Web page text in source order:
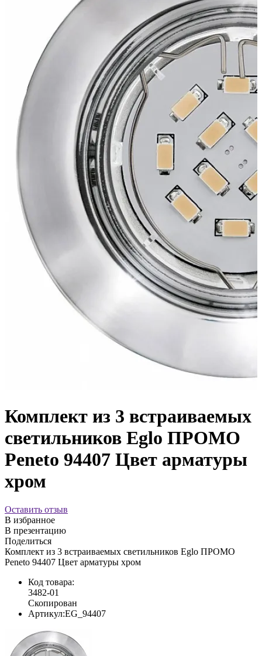
Комплект из 3 встраиваемых
светильников Eglo ПРОМО
Peneto 94407 Цвет арматуры
хром
Оставить отзыв
В избранное
В презентацию
Поделиться
Комплект из 3 встраиваемых светильников Eglo ПРОМО
Peneto 94407 Цвет арматуры хром
Код товара:
3482-01
Скопирован
Артикул:EG_94407